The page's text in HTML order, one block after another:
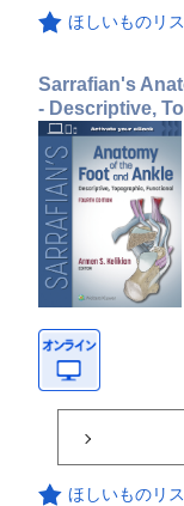
ほしいものリ
Sarrafian's
- Descriptive,
ほしいものリ